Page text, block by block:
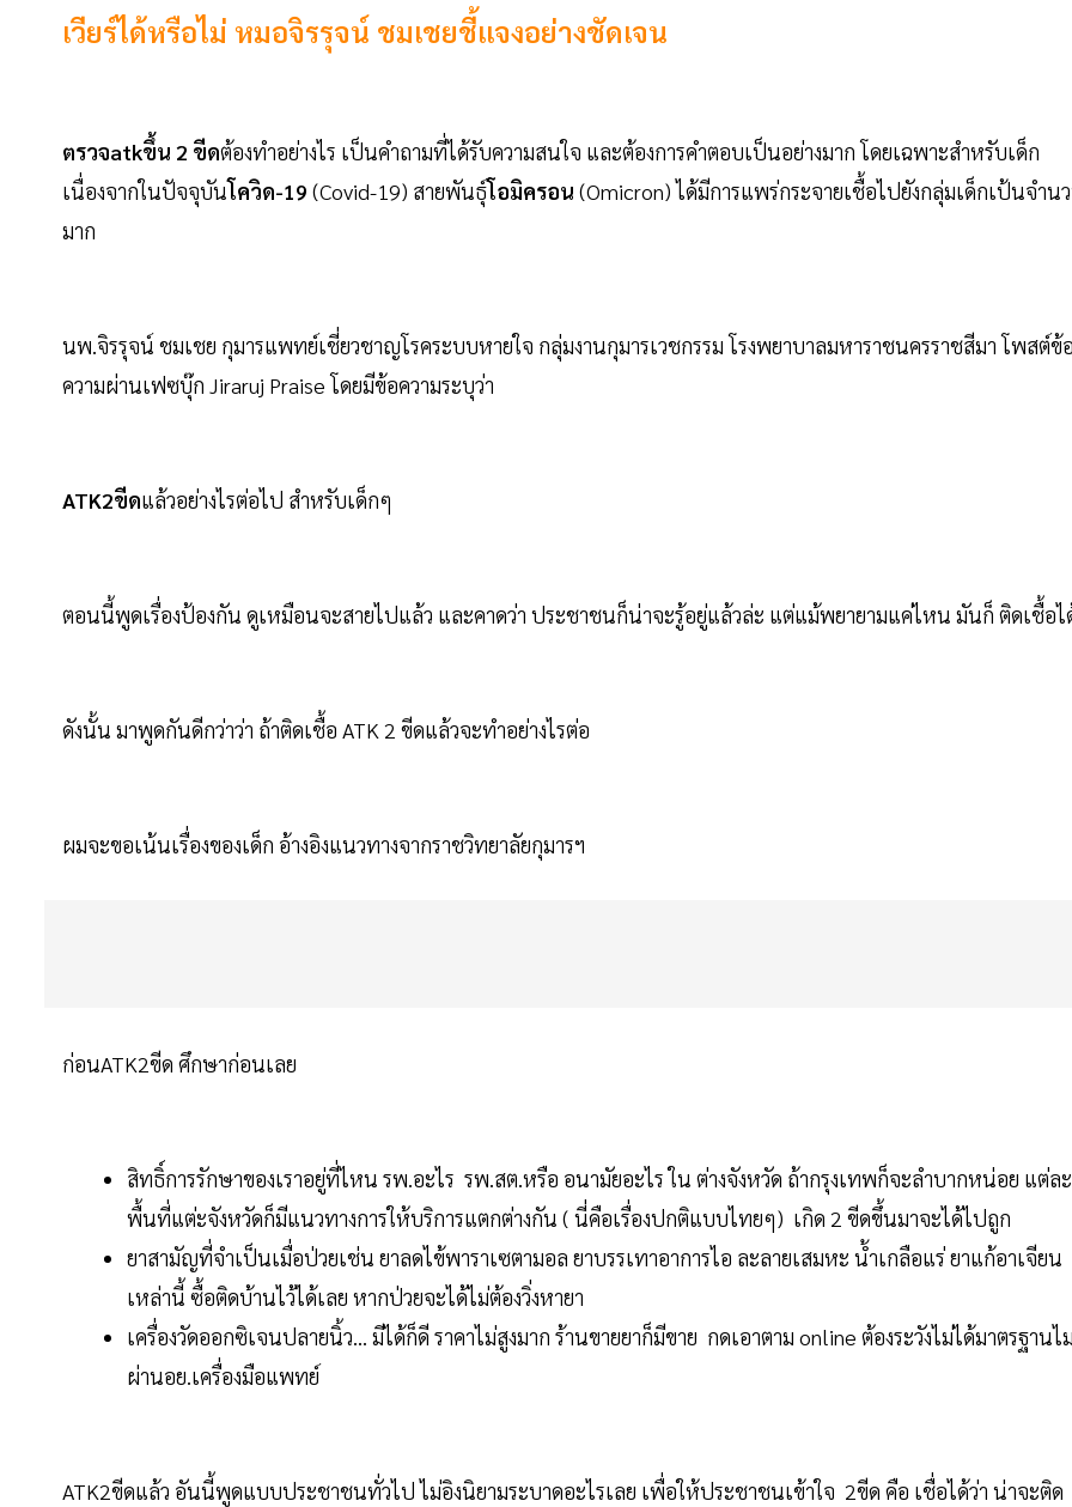
เวียร์ได้หรือไม่ หมอจิรรุจน์ ชมเชยชี้แจงอย่างชัดเจน
ตรวจatkขึ้น 2 ขีดต้องทำอย่างไร เป็นคำถามที่ได้รับความสนใจ และต้องการคำตอบเป็นอย่างมาก โดยเฉพาะสำหรับเด็ก
เนื่องจากในปัจจุบันโควิด-19 (Covid-19) สายพันธุ์โอมิครอน (Omicron) ได้มีการแพร่กระจายเชื้อไปยังกลุ่มเด็กเป้นจำน
มาก
นพ.จิรรุจน์ ชมเชย กุมารแพทย์เชี่ยวชาญโรคระบบหายใจ กลุ่มงานกุมารเวชกรรม โรงพยาบาลมหาราชนครราชสีมา โพสต์ข้
ความผ่านเฟซบุ๊ก Jiraruj Praise โดยมีข้อความระบุว่า
ATK2ขีดแล้วอย่างไรต่อไป สำหรับเด็กๆ
ตอนนี้พูดเรื่องป้องกัน ดูเหมือนจะสายไปแล้ว และคาดว่า ประชาชนก็น่าจะรู้อยู่แล้วล่ะ แต่แม้พยายามแค่ไหน มันก็ ติดเชื้อไ
ดังนั้น มาพูดกันดีกว่าว่า ถ้าติดเชื้อ ATK 2 ขีดแล้วจะทำอย่างไรต่อ
ผมจะขอเน้นเรื่องของเด็ก อ้างอิงแนวทางจากราชวิทยาลัยกุมารฯ
ก่อนATK2ขีด ศึกษาก่อนเลย
สิทธิ์การรักษาของเราอยู่ที่ไหน รพ.อะไร รพ.สต.หรือ อนามัยอะไร ใน ต่างจังหวัด ถ้ากรุงเทพก็จะลำบากหน่อย แต่ละ
พื้นที่แต่ะจังหวัดก็มีแนวทางการให้บริการแตกต่างกัน ( นี่คือเรื่องปกติแบบไทยๆ) เกิด 2 ขีดขึ้นมาจะได้ไปถูก
ยาสามัญที่จำเป็นเมื่อป่วยเช่น ยาลดไข้พาราเซตามอล ยาบรรเทาอาการไอ ละลายเสมหะ น้ำเกลือแร่ ยาแก้อาเจียน
เหล่านี้ ซื้อติดบ้านไว้ได้เลย หากป่วยจะได้ไม่ต้องวิ่งหายา
เครื่องวัดออกซิเจนปลายนิ้ว... มีได้ก็ดี ราคาไม่สูงมาก ร้านขายยาก็มีขาย กดเอาตาม online ต้องระวังไม่ได้มาตรฐานไ
ผ่านอย.เครื่องมือแพทย์
ATK2ขีดแล้ว อันนี้พูดแบบประชาชนทั่วไป ไม่อิงนิยามระบาดอะไรเลย เพื่อให้ประชาชนเข้าใจ 2ขีด คือ เชื่อได้ว่า น่าจะติด